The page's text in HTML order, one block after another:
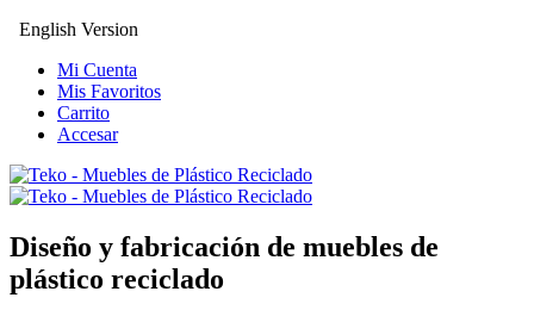
English Version
Mi Cuenta
Mis Favoritos
Carrito
Accesar
Diseño y fabricación de muebles de
plástico reciclado